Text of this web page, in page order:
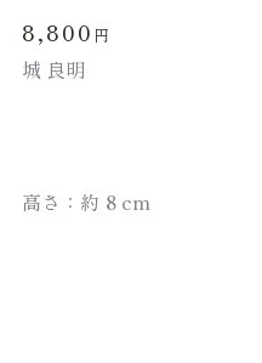
8,800 円
城 良明
高さ：約 8 cm